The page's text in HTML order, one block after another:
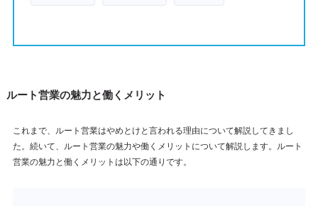
ルート営業の魅力と働くメリット
これまで、ルート営業はやめとけと言われる理由について解説してきまし
た。続いて、ルート営業の魅力や働くメリットについて解説します。ルート
営業の魅力と働くメリットは以下の通りです。